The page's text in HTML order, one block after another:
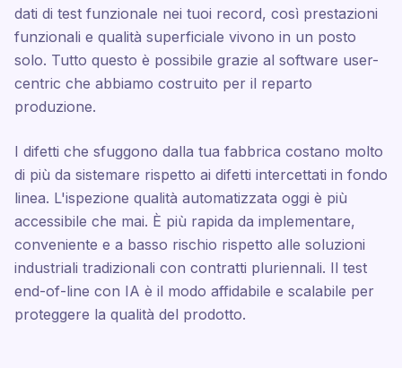
dati di test funzionale nei tuoi record, così prestazioni
funzionali e qualità superficiale vivono in un posto
solo. Tutto questo è possibile grazie al software user-
centric che abbiamo costruito per il reparto
produzione.
I difetti che sfuggono dalla tua fabbrica costano molto
di più da sistemare rispetto ai difetti intercettati in fondo
linea. L'ispezione qualità automatizzata oggi è più
accessibile che mai. È più rapida da implementare,
conveniente e a basso rischio rispetto alle soluzioni
industriali tradizionali con contratti pluriennali. Il test
end-of-line con IA è il modo affidabile e scalabile per
proteggere la qualità del prodotto.